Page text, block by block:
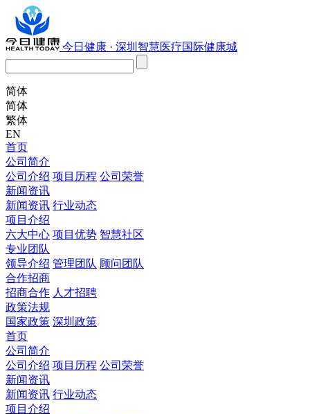
今日健康 · 深圳智慧医疗国际健康城
简体
简体
繁体
EN
首页
公司简介
公司介绍 项目历程 公司荣誉
新闻资讯
新闻资讯 行业动态
项目介绍
六大中心 项目优势 智慧社区
专业团队
领导介绍 管理团队 顾问团队
合作招商
招商合作 人才招聘
政策法规
国家政策 深圳政策
首页
公司简介
公司介绍 项目历程 公司荣誉
新闻资讯
新闻资讯 行业动态
项目介绍